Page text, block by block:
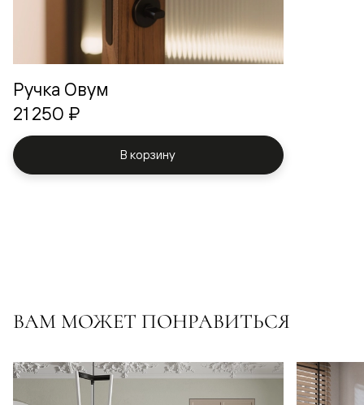
Ручка Овум
21 250 ₽
В корзину
ВАМ МОЖЕТ ПОНРАВИТЬСЯ